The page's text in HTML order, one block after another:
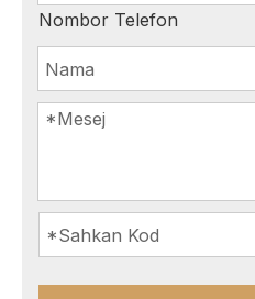
Nombor Telefon